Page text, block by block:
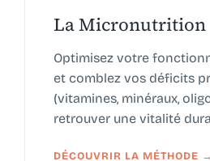
La Micronutrition
Optimisez votre
et comblez vos déficits
(vitamines, minéraux,
retrouver une vitalité
DÉCOUVRIR LA MÉTHODE →